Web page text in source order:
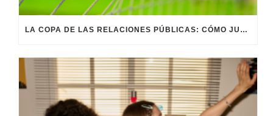
LA COPA DE LAS RELACIONES PÚBLICAS: CÓMO JUGAR EL PARTIDO DE LA REPUTACIÓN